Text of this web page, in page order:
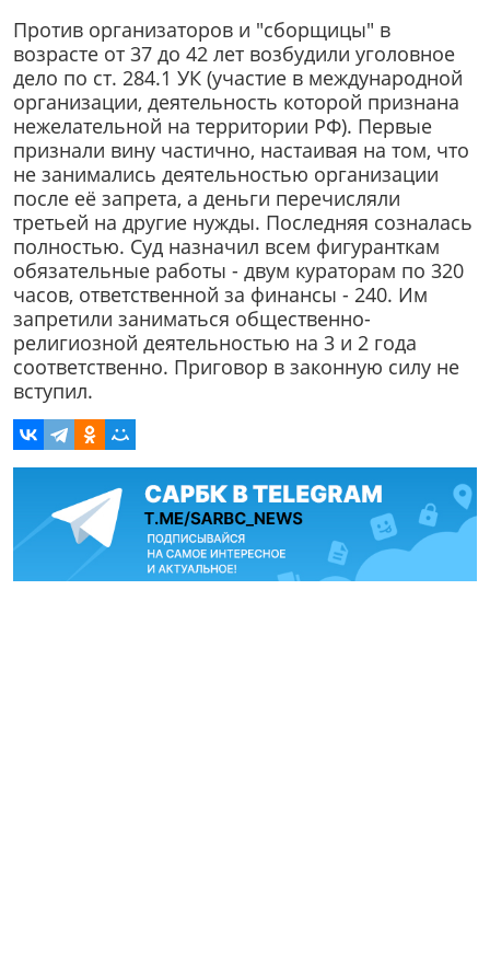
Против организаторов и "сборщицы" в
возрасте от 37 до 42 лет возбудили уголовное
дело по ст. 284.1 УК (участие в международной
организации, деятельность которой признана
нежелательной на территории РФ). Первые
признали вину частично, настаивая на том, что
не занимались деятельностью организации
после её запрета, а деньги перечисляли
третьей на другие нужды. Последняя созналась
полностью. Суд назначил всем фигуранткам
обязательные работы - двум кураторам по 320
часов, ответственной за финансы - 240. Им
запретили заниматься общественно-
религиозной деятельностью на 3 и 2 года
соответственно. Приговор в законную силу не
вступил.